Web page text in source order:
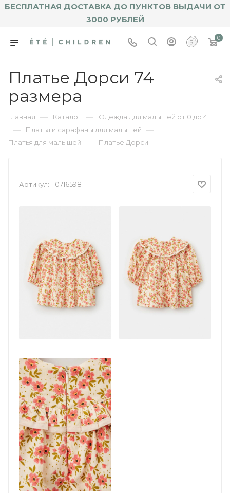
БЕСПЛАТНАЯ ДОСТАВКА ДО ПУНКТОВ ВЫДАЧИ ОТ
3000 РУБЛЕЙ
0
Платье Дорси 74
размера
Главная — Каталог — Одежда для малышей от 0 до 4
— Платья и сарафаны для малышей —
Платья для малышей — Платье Дорси
Артикул: 1107165981